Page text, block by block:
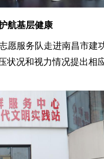
航基层健康
服务队走进南昌市
况和视力情况提出相